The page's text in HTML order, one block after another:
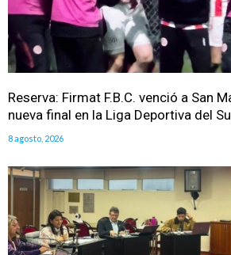
Reserva: Firmat F.B.C. venció a San
nueva final en la Liga Deportiva del
8 agosto, 2026